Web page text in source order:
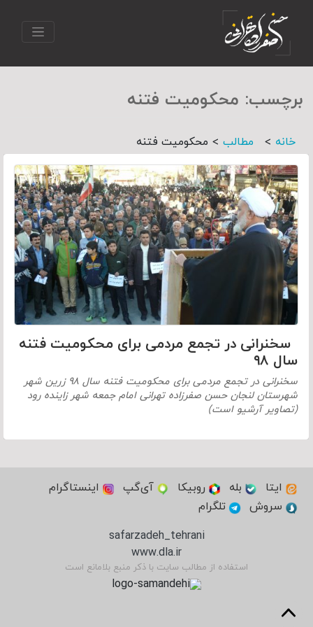
برچسب: محکومیت فتنه
خانه > مطالب > محکومیت فتنه
سخنرانی در تجمع مردمی برای محکومیت فتنه
سال ۹۸
سخنرانی در تجمع مردمی برای محکومیت فتنه سال ۹۸ زرین شهر
شهرستان لنجان حسن صفرزاده تهرانی امام جمعه شهر زاینده رود
(تصاویر آرشیو است)
ایتا بله روبیکا آی‌گپ
اینستاگرام
سروش
تلگرام
safarzadeh_tehrani
www.dla.ir
استفاده از مطالب سایت با ذکر منبع بلامانع است